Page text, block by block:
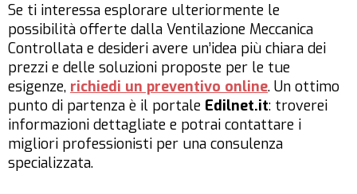
Se ti interessa esplorare ulteriormente le
possibilità offerte dalla Ventilazione Meccanica
Controllata e desideri avere un’idea più chiara dei
prezzi e delle soluzioni proposte per le tue
esigenze, richiedi un preventivo online. Un ottimo
punto di partenza è il portale Edilnet.it: troverei
informazioni dettagliate e potrai contattare i
migliori professionisti per una consulenza
specializzata.